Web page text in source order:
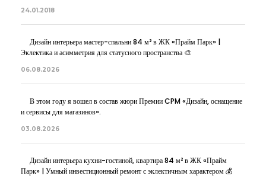
24.01.2018
Дизайн интерьера мастер-спальни 84 м² в ЖК «Прайм Парк» |
Эклектика и асимметрия для статусного пространства 🎨
06.08.2026
В этом году я вошел в состав жюри Премии CPM «Дизайн, оснащение
и сервисы для магазинов».
03.08.2026
Дизайн интерьера кухни-гостиной, квартира 84 м² в ЖК «Прайм
Парк» | Умный инвестиционный ремонт с эклектичным характером 💰